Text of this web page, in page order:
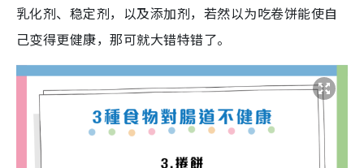
乳化剂、稳定剂，以及添加剂，若然以为吃卷饼能使自
己变得更健康，那可就大错特错了。